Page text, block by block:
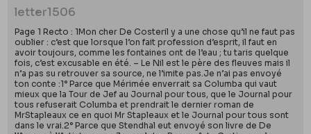
letter1506
Page 1 Recto : 1Mon cher De Costeril y a une chose qu’il ne faut pas
oublier : c’est que lorsque l’on fait profession d’esprit, il faut en
avoir toujours, comme les fontaines ont de l’eau ; tu taris quelque
fois, c’est excusable en été. – Le Nil est le père des fleuves mais il
n’a pas su retrouver sa source, ne l’imite pas.Je n’ai pas envoyé
ton conte :1° Parce que Mérimée enverrait sa Columba qui vaut
mieux que la Tour de Jef au Journal pour tous, que le Journal pour
tous refuserait Columba et prendrait le dernier roman de
MrStapleaux ce en quoi Mr Stapleaux et le Journal pour tous sont
dans le vrai.2° Parce que Stendhal eut envoyé son livre de De